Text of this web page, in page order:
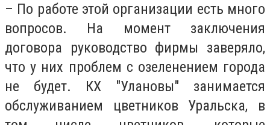
– По работе этой организации есть много
вопросов. На момент заключения
договора руководство фирмы заверяло,
что у них проблем с озеленением города
не будет. КХ "Улановы" занимается
обслуживанием цветников Уральска, в